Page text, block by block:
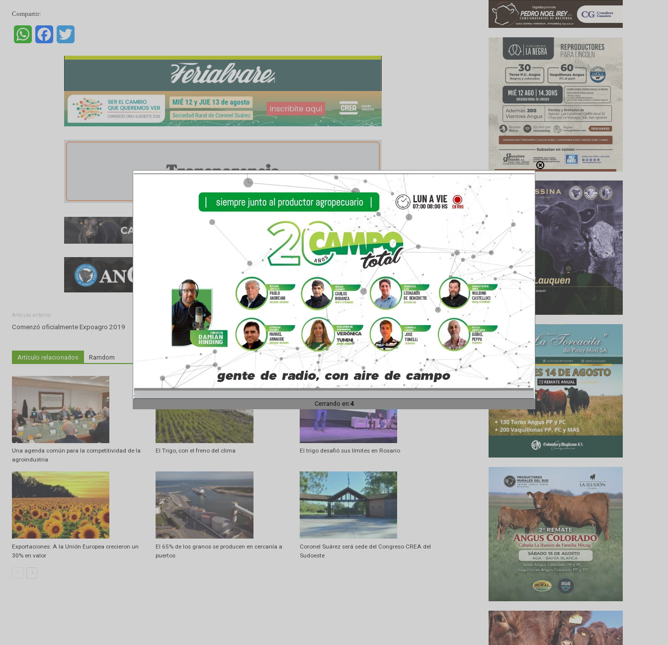
marco, la Secretaría de Agroindustria realizará en su stand varias actividades destinadas a productores y
el público en general.
Durante la inauguración también estuvieron presentes el intendente de San Nicolás, Manuel Passaglia; el
Secretario de Ambiente y Desarrollo Sutentable, Sergio Bergman, y el senador nacional por Cambiemos,
WhatsAppFacebookTwitter
Artículo anterior
Comenzó oficialmente Expoagro 2019 Taller de Actualización Tributaria en Bahía Blanca
Artículo relacionados Ramdom
Cerrando en:2